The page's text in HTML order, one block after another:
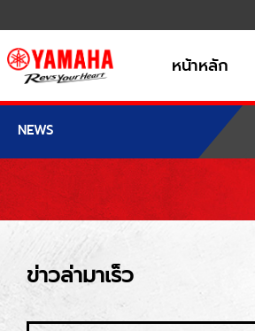
หน้าหลัก
NEWS
ข่าวล่ามาเร็ว